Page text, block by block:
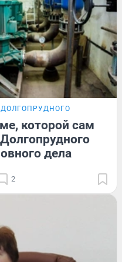
которой сам
дела
2